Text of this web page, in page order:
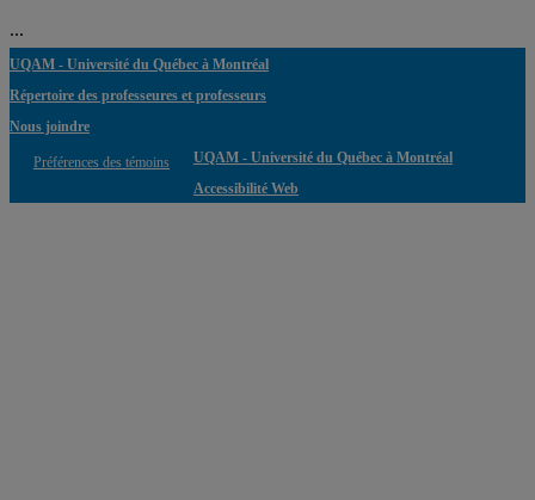
...
UQAM - Université du Québec à Montréal
Répertoire des professeures et professeurs
Nous joindre
Préférences des témoins
UQAM - Université du Québec à Montréal
Accessibilité Web